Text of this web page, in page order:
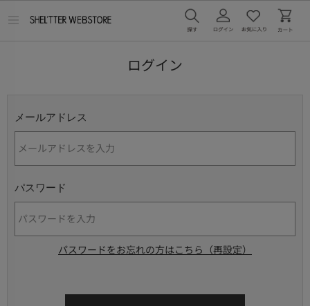
ログイン
メールアドレス
パスワード
パスワードをお忘れの方はこちら（再設定）